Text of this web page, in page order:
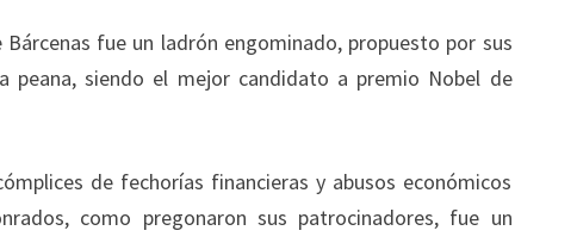
fue un ladrón engominado, propuesto por sus
peana, siendo el mejor candidato a premio Nobel de
de fechorías financieras y abusos económicos
como pregonaron sus patrocinadores, fue un